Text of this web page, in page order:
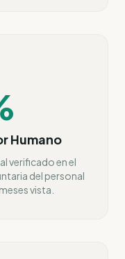
Humano
verificado en el
del personal
vista.